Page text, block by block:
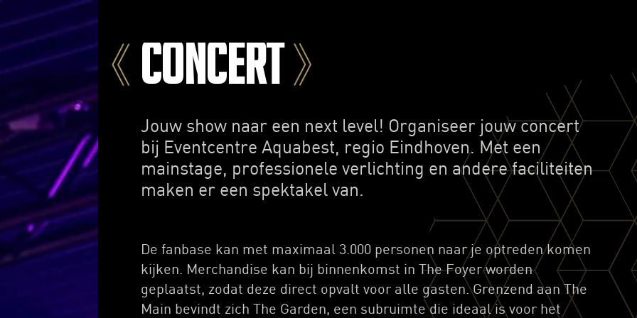
Concert
Jouw show naar een next level! Organiseer jouw concert
bij Eventcentre Aquabest, regio Eindhoven. Met een
mainstage, professionele verlichting en andere faciliteiten
maken er een spektakel van.
De fanbase kan met maximaal 3.000 personen naar je optreden komen
kijken. Merchandise kan bij binnenkomst in The Foyer worden
geplaatst, zodat deze direct opvalt voor alle gasten. Grenzend aan The
Main bevindt zich The Garden, een subruimte die ideaal is voor het